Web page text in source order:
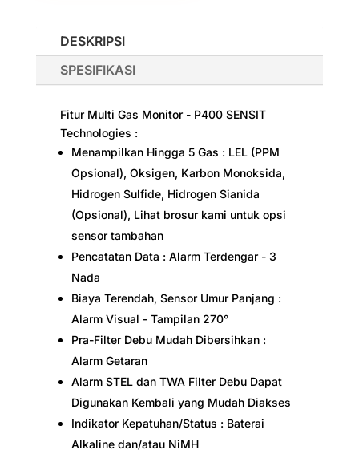
DESKRIPSI
SPESIFIKASI
Fitur Multi Gas Monitor - P400 SENSIT
Technologies :
Menampilkan Hingga 5 Gas : LEL (PPM
Opsional), Oksigen, Karbon Monoksida,
Hidrogen Sulfide, Hidrogen Sianida
(Opsional), Lihat brosur kami untuk opsi
sensor tambahan
Pencatatan Data : Alarm Terdengar - 3
Nada
Biaya Terendah, Sensor Umur Panjang :
Alarm Visual - Tampilan 270°
Pra-Filter Debu Mudah Dibersihkan :
Alarm Getaran
Alarm STEL dan TWA Filter Debu Dapat
Digunakan Kembali yang Mudah Diakses
Indikator Kepatuhan/Status : Baterai
Alkaline dan/atau NiMH